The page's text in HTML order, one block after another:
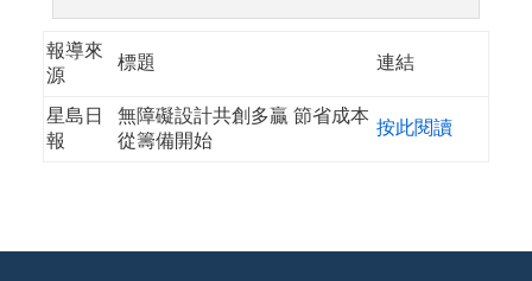
報導來
源
標題 連結
星島日
報
無障礙設計共創多贏 節省成本
從籌備開始
按此閱讀